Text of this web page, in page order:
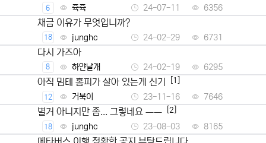
6 쥭쥭 24-07-11 6356
채금 이유가 무엇입니까?
18 junghc 24-02-29 6731
다시 가즈아
8 하얀날개 24-02-19 6295
아직 밈테 홈피가 살아 있는게 신기 [1]
12 거북이 23-11-16 7646
별거 아니지만 좀... 그렇네요 ㅡㅡ [2]
18 junghc 23-08-03 8165